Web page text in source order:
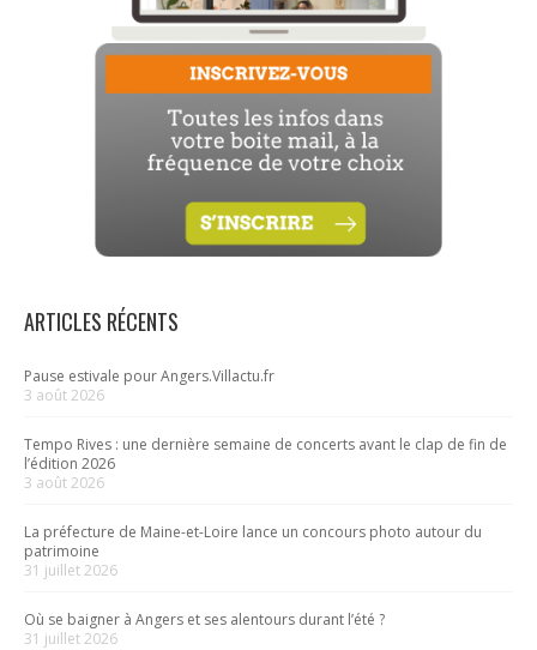
ARTICLES RÉCENTS
Pause estivale pour Angers.Villactu.fr
3 août 2026
Tempo Rives : une dernière semaine de concerts avant le clap de fin de
l’édition 2026
3 août 2026
La préfecture de Maine-et-Loire lance un concours photo autour du
patrimoine
31 juillet 2026
Où se baigner à Angers et ses alentours durant l’été ?
31 juillet 2026